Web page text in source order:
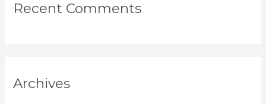
Recent Comments
Archives